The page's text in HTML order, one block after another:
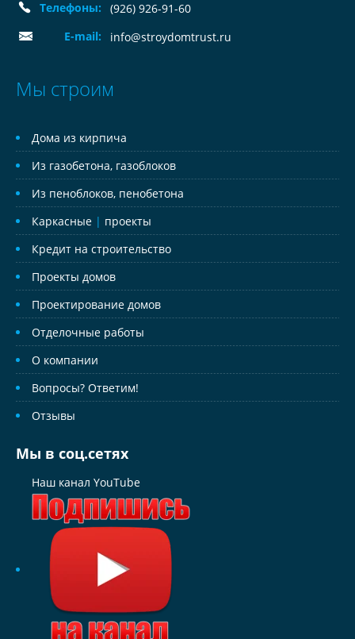
Телефоны:
(926) 926-91-60
E-mail:
info@stroydomtrust.ru
Мы строим
Дома из кирпича
Из газобетона, газоблоков
Из пеноблоков, пенобетона
Каркасные | проекты
Кредит на строительство
Проекты домов
Проектирование домов
Отделочные работы
О компании
Вопросы? Ответим!
Отзывы
Мы в соц.сетях
Наш канал YouTube